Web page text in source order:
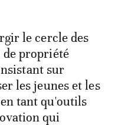
le cercle des
de propriété
sur
les jeunes et les
tant qu'outils
qui